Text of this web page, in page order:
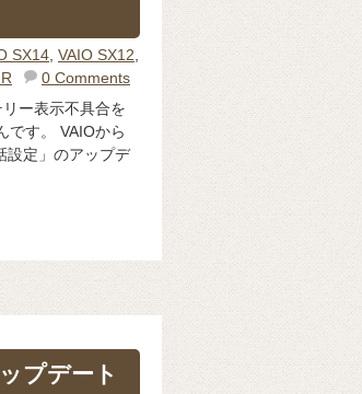
SX14, VAIO SX12
0 Comments
ー表示不具合を
です。 VAIOから
設定」のアップデ
プデート